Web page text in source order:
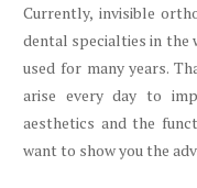
Currently, invisible
dental specialties in the
used for many years.
arise every day to
aesthetics and the
want to show you the